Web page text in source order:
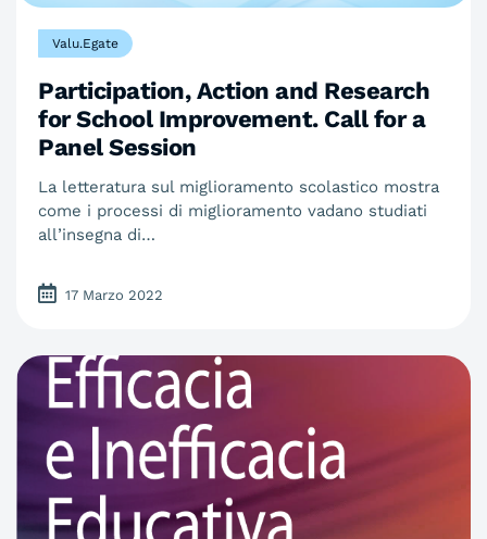
Valu.Egate
Participation, Action and Research
for School Improvement. Call for a
Panel Session
La letteratura sul miglioramento scolastico mostra
come i processi di miglioramento vadano studiati
all’insegna di…
17 Marzo 2022